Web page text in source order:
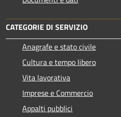
CATEGORIE DI SERVIZIO
Anagrafe e stato civile
Cultura e tempo libero
Vita lavorativa
Imprese e Commercio
Appalti pubblici